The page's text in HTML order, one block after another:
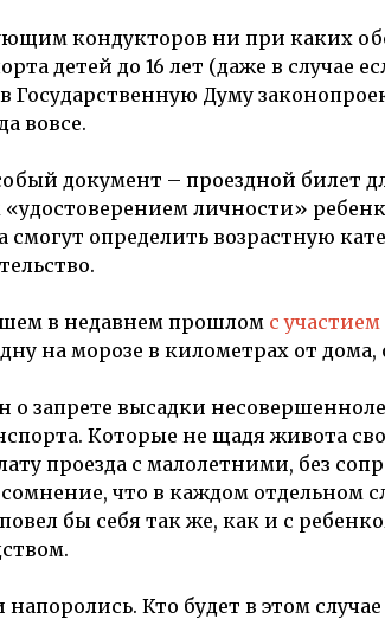
кондукторов ни при каких
детей до 16 лет (даже в случае
Государственную Думу
вовсе.
документ – проездной билет
личности»
смогут определить возрастную
в недавнем прошлом с
на морозе в километрах от
о запрете высадки
Которые не щадя живота
проезда с малолетними, без
что в каждом отдельном
бы себя так же, как и с
напоролись. Кто будет в этом